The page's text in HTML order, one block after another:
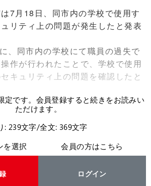
7月18日、同市内の学校で使用す
リティ上の問題が発生したと発表
、同市内の学校にて職員の過失で
作が行われたことで、学校で使用
キュリティ上の問題を確認したと
定です。会員登録すると続きをお読みい
ただけます。
: 239文字/全文: 369文字
を選択
会員の方はこちら
ログイン